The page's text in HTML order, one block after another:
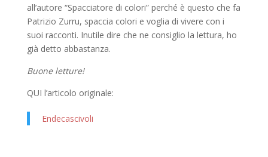
all’autore “Spacciatore di colori” perché è questo che fa
Patrizio Zurru, spaccia colori e voglia di vivere con i
suoi racconti. Inutile dire che ne consiglio la lettura, ho
già detto abbastanza.
Buone letture!
QUI l’articolo originale:
Endecascivoli